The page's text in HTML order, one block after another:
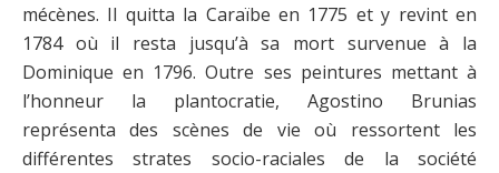
mécènes. Il quitta la Caraïbe en 1775 et y revint en
1784 où il resta jusqu’à sa mort survenue à la
Dominique en 1796. Outre ses peintures mettant à
l’honneur la plantocratie, Agostino Brunias
représenta des scènes de vie où ressortent les
différentes strates socio-raciales de la société